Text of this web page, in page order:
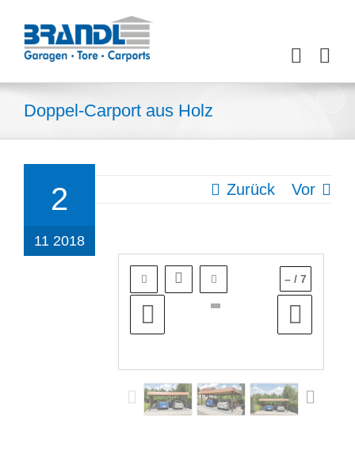
Inhalt
springen
Doppel-Carport aus Holz
Zurück Vor
2
11 2018
– / 7